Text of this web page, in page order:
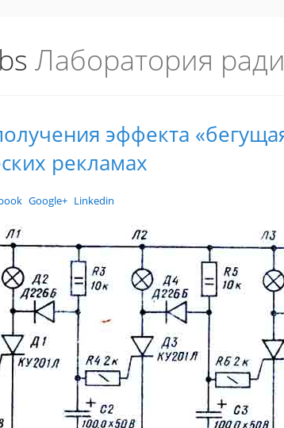
Лаборатория
эффекта
рекламах
Google+ Linkedin